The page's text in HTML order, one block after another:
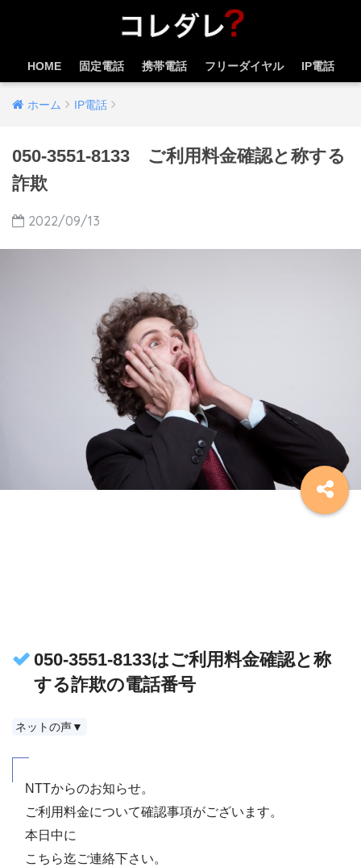
HOME 固定電話 携帯電話 フリーダイヤル IP電話
ホーム IP電話
050-3551-8133 ご利用料金確認と称する
詐欺
2022/09/13
050-3551-8133はご利用料金確認と称
する詐欺の電話番号
ネットの声▼
NTTからのお知らせ。
ご利用料金について確認事項がございます。
本日中に
こちら迄ご連絡下さい。